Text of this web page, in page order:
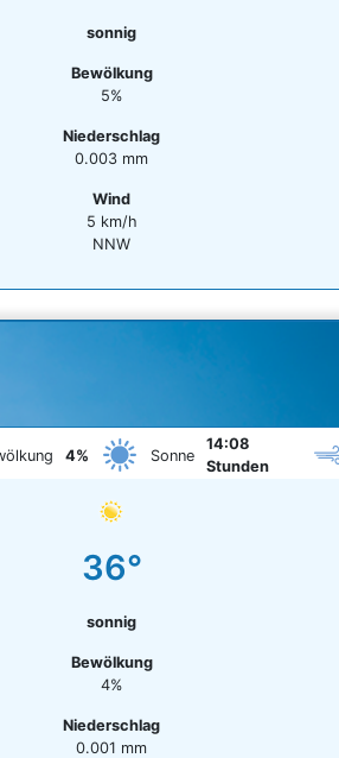
sonnig
Bewölkung
5%
Niederschlag
0.003 mm
Wind
5 km/h
NNW
4% Sonne
14:08
Stunden
36°
sonnig
Bewölkung
4%
Niederschlag
0.001 mm